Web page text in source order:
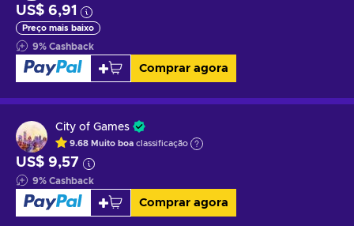
US$ 6,91
Preço mais baixo
9% Cashback
Comprar agora
City of Games
9.68 Muito boa classificação
US$ 9,57
9% Cashback
Comprar agora